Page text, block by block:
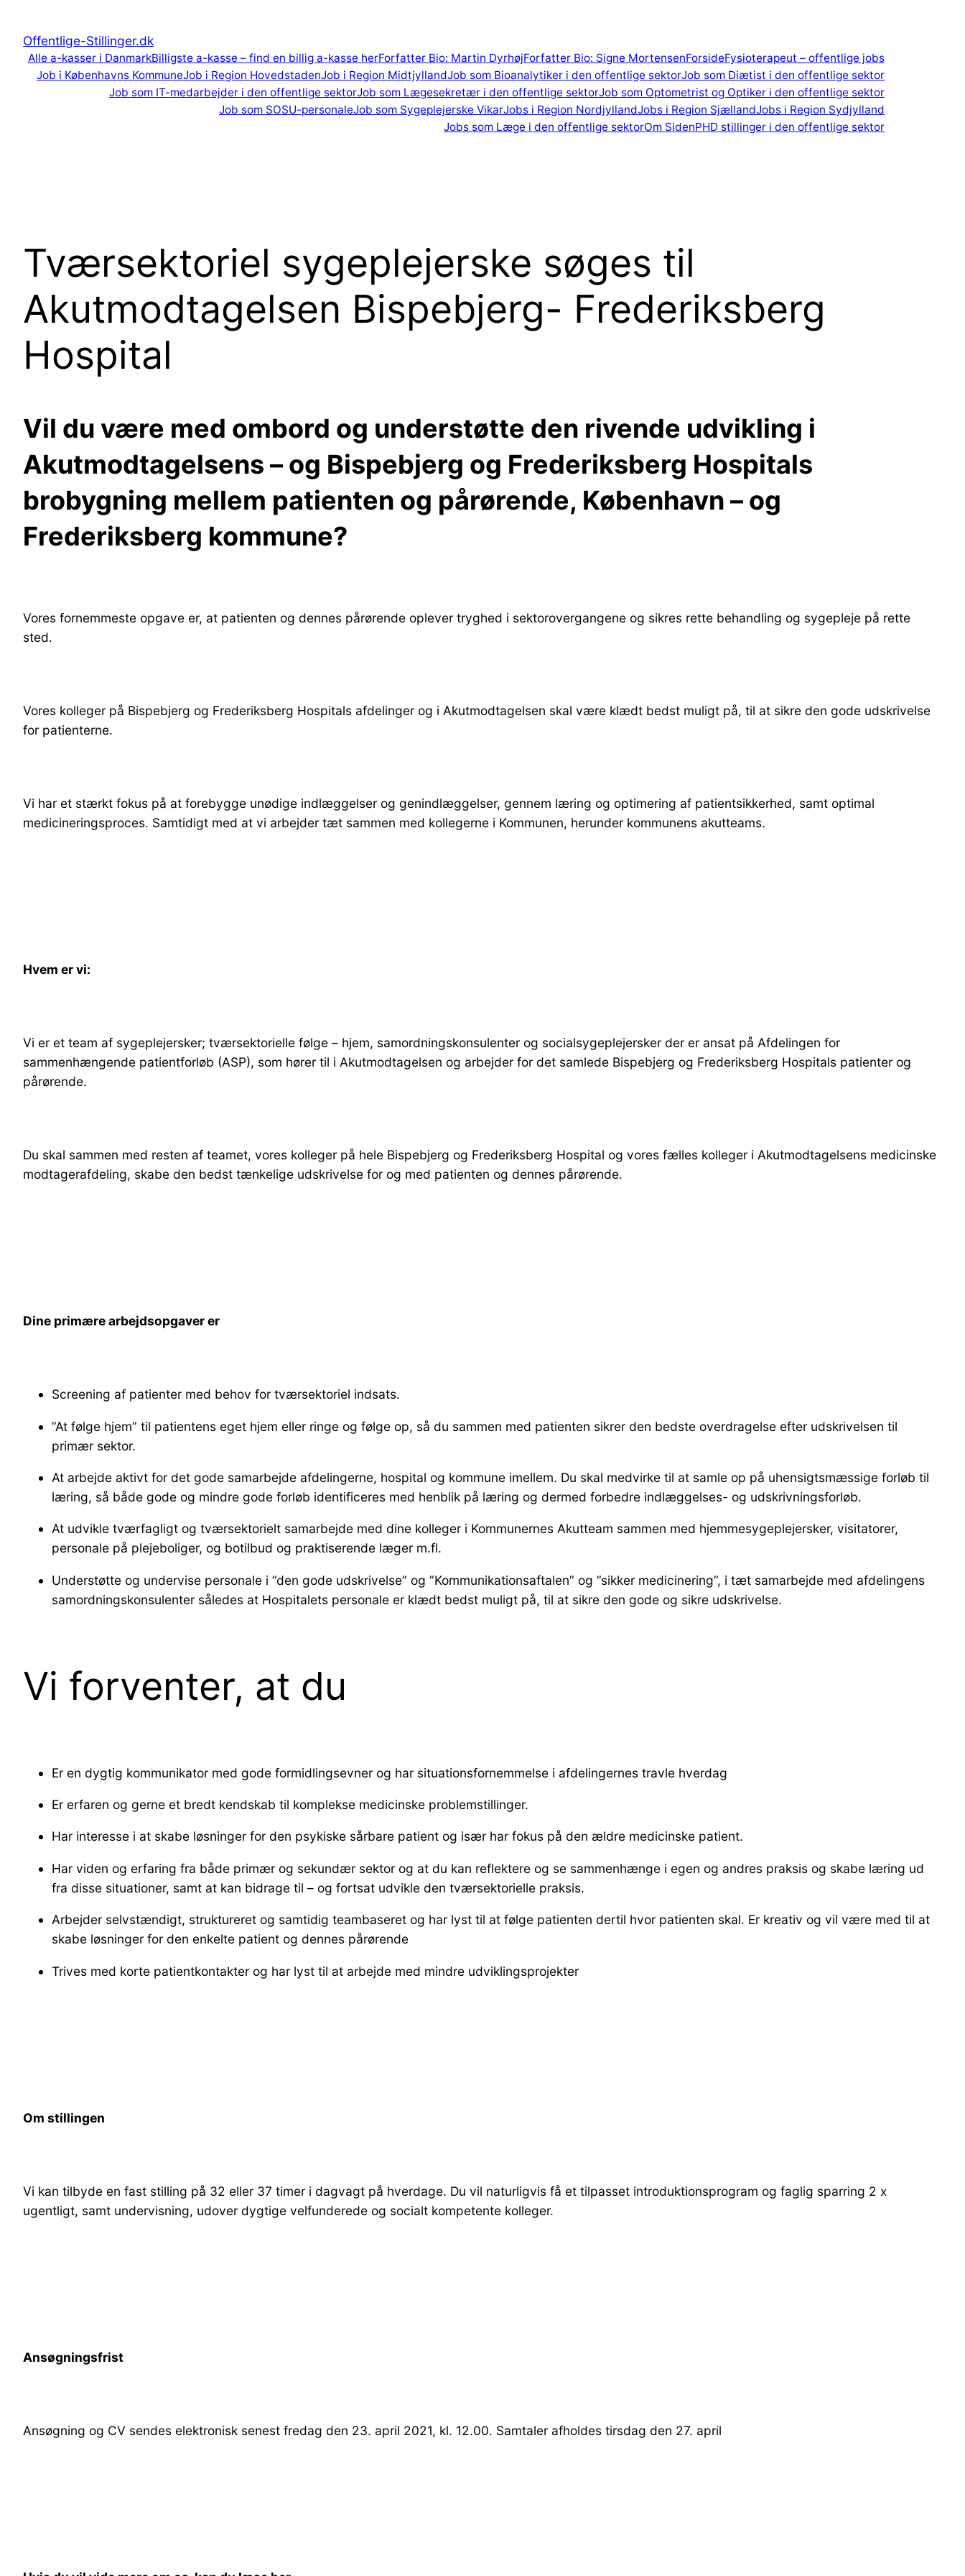
indholdOffentlige-Stillinger.dk
Alle a-kasser i DanmarkBilligste a-kasse – find en billig a-kasse herForfatter Bio: Martin DyrhøjForfatter Bio: Signe MortensenForsideFysioterapeut – offentlige jobs
Job i Københavns KommuneJob i Region HovedstadenJob i Region MidtjyllandJob som Bioanalytiker i den offentlige sektorJob som Diætist i den offentlige sektor
Job som IT-medarbejder i den offentlige sektorJob som Lægesekretær i den offentlige sektorJob som Optometrist og Optiker i den offentlige sektor
Job som SOSU-personaleJob som Sygeplejerske VikarJobs i Region NordjyllandJobs i Region SjællandJobs i Region Sydjylland
Jobs som Læge i den offentlige sektorOm SidenPHD stillinger i den offentlige sektor
Tværsektoriel sygeplejerske søges til
Akutmodtagelsen Bispebjerg- Frederiksberg
Hospital
Vil du være med ombord og understøtte den rivende udvikling i
Akutmodtagelsens – og Bispebjerg og Frederiksberg Hospitals
brobygning mellem patienten og pårørende, København – og
Frederiksberg kommune?
Vores fornemmeste opgave er, at patienten og dennes pårørende oplever tryghed i sektorovergangene og sikres rette behandling og sygepleje på rette
sted.
Vores kolleger på Bispebjerg og Frederiksberg Hospitals afdelinger og i Akutmodtagelsen skal være klædt bedst muligt på, til at sikre den gode udskrivelse
for patienterne.
Vi har et stærkt fokus på at forebygge unødige indlæggelser og genindlæggelser, gennem læring og optimering af patientsikkerhed, samt optimal
medicineringsproces. Samtidigt med at vi arbejder tæt sammen med kollegerne i Kommunen, herunder kommunens akutteams.
Hvem er vi:
Vi er et team af sygeplejersker; tværsektorielle følge – hjem, samordningskonsulenter og socialsygeplejersker der er ansat på Afdelingen for
sammenhængende patientforløb (ASP), som hører til i Akutmodtagelsen og arbejder for det samlede Bispebjerg og Frederiksberg Hospitals patienter og
pårørende.
Du skal sammen med resten af teamet, vores kolleger på hele Bispebjerg og Frederiksberg Hospital og vores fælles kolleger i Akutmodtagelsens medicinske
modtagerafdeling, skabe den bedst tænkelige udskrivelse for og med patienten og dennes pårørende.
Dine primære arbejdsopgaver er
Screening af patienter med behov for tværsektoriel indsats.
”At følge hjem” til patientens eget hjem eller ringe og følge op, så du sammen med patienten sikrer den bedste overdragelse efter udskrivelsen til
primær sektor.
At arbejde aktivt for det gode samarbejde afdelingerne, hospital og kommune imellem. Du skal medvirke til at samle op på uhensigtsmæssige forløb til
læring, så både gode og mindre gode forløb identificeres med henblik på læring og dermed forbedre indlæggelses- og udskrivningsforløb.
At udvikle tværfagligt og tværsektorielt samarbejde med dine kolleger i Kommunernes Akutteam sammen med hjemmesygeplejersker, visitatorer,
personale på plejeboliger, og botilbud og praktiserende læger m.fl.
Understøtte og undervise personale i ”den gode udskrivelse” og ”Kommunikationsaftalen” og ”sikker medicinering”, i tæt samarbejde med afdelingens
samordningskonsulenter således at Hospitalets personale er klædt bedst muligt på, til at sikre den gode og sikre udskrivelse.
Vi forventer, at du
Er en dygtig kommunikator med gode formidlingsevner og har situationsfornemmelse i afdelingernes travle hverdag
Er erfaren og gerne et bredt kendskab til komplekse medicinske problemstillinger.
Har interesse i at skabe løsninger for den psykiske sårbare patient og især har fokus på den ældre medicinske patient.
Har viden og erfaring fra både primær og sekundær sektor og at du kan reflektere og se sammenhænge i egen og andres praksis og skabe læring ud
fra disse situationer, samt at kan bidrage til – og fortsat udvikle den tværsektorielle praksis.
Arbejder selvstændigt, struktureret og samtidig teambaseret og har lyst til at følge patienten dertil hvor patienten skal. Er kreativ og vil være med til at
skabe løsninger for den enkelte patient og dennes pårørende
Trives med korte patientkontakter og har lyst til at arbejde med mindre udviklingsprojekter
Om stillingen
Vi kan tilbyde en fast stilling på 32 eller 37 timer i dagvagt på hverdage. Du vil naturligvis få et tilpasset introduktionsprogram og faglig sparring 2 x
ugentligt, samt undervisning, udover dygtige velfunderede og socialt kompetente kolleger.
Ansøgningsfrist
Ansøgning og CV sendes elektronisk senest fredag den 23. april 2021, kl. 12.00. Samtaler afholdes tirsdag den 27. april